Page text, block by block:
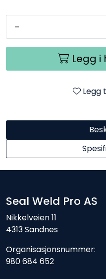
-
Legg
Legg
Seal Weld Pro AS
Nikkelveien 11
4313 Sandnes
Organisasjonsnummer:
980 684 652